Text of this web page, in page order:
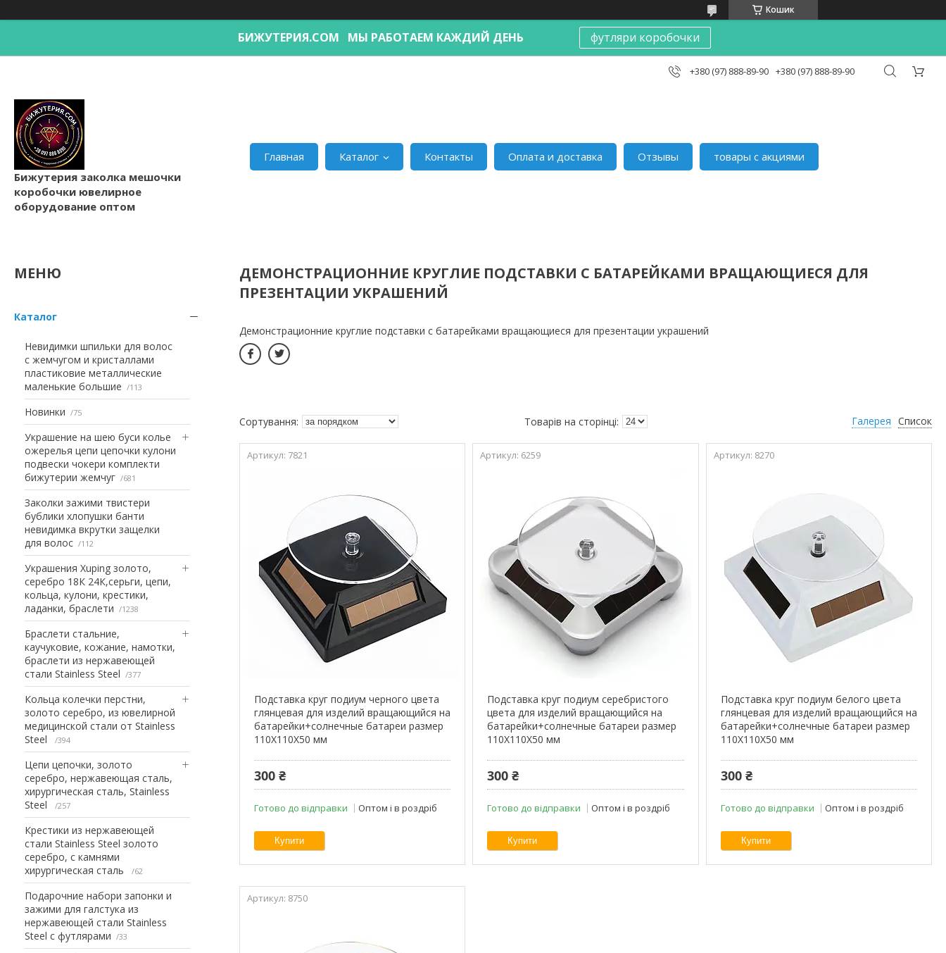
Кошик
БИЖУТЕРИЯ.COM МЫ РАБОТАЕМ КАЖДИЙ ДЕНЬ футляри коробочки
+380 (97) 888-89-90 +380 (97) 888-89-90
Бижутерия заколка мешочки
коробочки ювелирное
оборудование оптом
Главная Каталог Контакты Оплата и доставка Отзывы товары с акциями
Каталог
Невидимки шпильки для волос
с жемчугом и кристаллами
пластиковие металлические
маленькие большие
113
Новинки 75
Украшение на шею буси колье
ожерелья цепи цепочки кулони
подвески чокери комплекти
бижутерии жемчуг
681
Заколки зажими твистери
бублики хлопушки банти
невидимка вкрутки защелки
для волос
112
Украшения Xuping золото,
серебро 18К 24К,серьги, цепи,
кольца, кулони, крестики,
ладанки, браслети
1238
Браслети стальние,
каучуковие, кожание, намотки,
браслети из нержавеющей
стали Stainless Steel
377
Кольца колечки перстни,
золото серебро, из ювелирной
медицинской стали от Stainless
Steel
394
Цепи цепочки, золото
серебро, нержавеющая сталь,
хирургическая сталь, Stainless
Steel
257
Крестики из нержавеющей
стали Stainless Steel золото
серебро, с камнями
хирургическая сталь
62
Подарочние набори запонки и
зажими для галстука из
нержавеющей стали Stainless
Steel с футлярами
33
ДЕМОНСТРАЦИОННИЕ КРУГЛИЕ ПОДСТАВКИ С БАТАРЕЙКАМИ ВРАЩАЮЩИЕСЯ ДЛЯ
ПРЕЗЕНТАЦИИ УКРАШЕНИЙ
Демонстрационние круглие подставки с батарейками вращающиеся для презентации украшений
Галерея Список
7821
Подставка круг подиум черного цвета
глянцевая для изделий вращающийся на
батарейки+солнечные батареи размер
110Х110Х50 мм
300 ₴
Готово до відправки Оптом і в роздріб
Купити
6259
Подставка круг подиум серебристого
цвета для изделий вращающийся на
батарейки+солнечные батареи размер
110Х110Х50 мм
300 ₴
Готово до відправки Оптом і в роздріб
Купити
8270
Подставка круг подиум белого цвета
глянцевая для изделий вращающийся на
батарейки+солнечные батареи размер
110Х110Х50 мм
300 ₴
Готово до відправки Оптом і в роздріб
Купити
8750